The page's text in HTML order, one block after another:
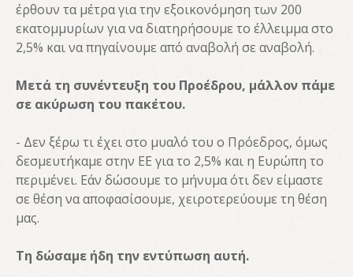
έρθουν τα μέτρα για την εξοικονόμηση των 200
εκατομμυρίων για να διατηρήσουμε το έλλειμμα στο
2,5% και να πηγαίνουμε από αναβολή σε αναβολή.
Μετά τη συνέντευξη του Προέδρου, μάλλον πάμε
σε ακύρωση του πακέτου.
- Δεν ξέρω τι έχει στο μυαλό του ο Πρόεδρος, όμως
δεσμευτήκαμε στην ΕΕ για το 2,5% και η Ευρώπη το
περιμένει. Εάν δώσουμε το μήνυμα ότι δεν είμαστε
σε θέση να αποφασίσουμε, χειροτερεύουμε τη θέση
μας.
Τη δώσαμε ήδη την εντύπωση αυτή.